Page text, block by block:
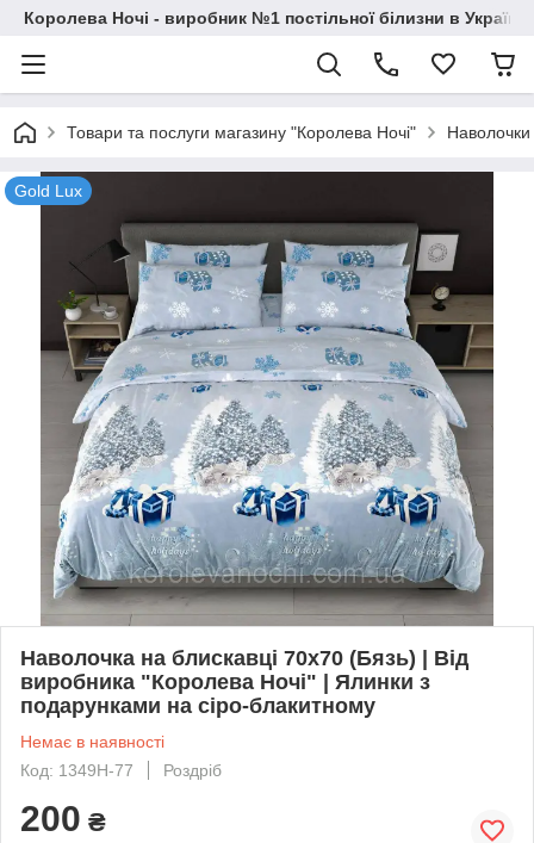
Королева Ночі - виробник №1 постільної білизни в Україні
Товари та послуги магазину "Королева Ночі" Наволочки
Gold Lux
Наволочка на блискавці 70х70 (Бязь) | Від
виробника "Королева Ночі" | Ялинки з
подарунками на сіро-блакитному
Немає в наявності
Код: 1349Н-77
Роздріб
200 ₴